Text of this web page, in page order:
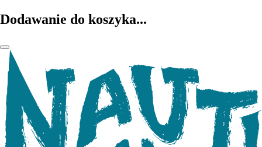
Dodawanie do koszyka...